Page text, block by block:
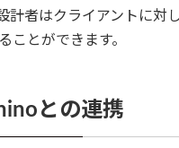
計者はクライアントに対
ことができます。
との連携